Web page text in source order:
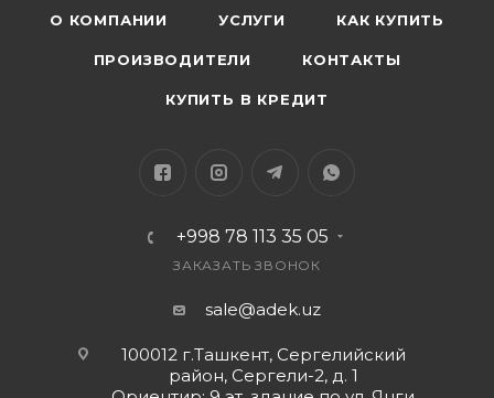
О КОМПАНИИ УСЛУГИ КАК КУПИТЬ
ПРОИЗВОДИТЕЛИ КОНТАКТЫ
КУПИТЬ В КРЕДИТ
+998 78 113 35 05
ЗАКАЗАТЬ ЗВОНОК
sale@adek.uz
100012 г.Ташкент, Сергелийский
район, Сергели-2, д. 1